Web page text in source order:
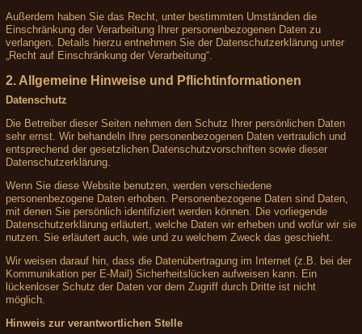
Außerdem haben Sie das Recht, unter bestimmten Umständen die
Einschränkung der Verarbeitung Ihrer personenbezogenen Daten zu
verlangen. Details hierzu entnehmen Sie der Datenschutzerklärung unter
„Recht auf Einschränkung der Verarbeitung“.
2. Allgemeine Hinweise und Pflichtinformationen
Datenschutz
Die Betreiber dieser Seiten nehmen den Schutz Ihrer persönlichen Daten
sehr ernst. Wir behandeln Ihre personenbezogenen Daten vertraulich und
entsprechend der gesetzlichen Datenschutzvorschriften sowie dieser
Datenschutzerklärung.
Wenn Sie diese Website benutzen, werden verschiedene
personenbezogene Daten erhoben. Personenbezogene Daten sind Daten,
mit denen Sie persönlich identifiziert werden können. Die vorliegende
Datenschutzerklärung erläutert, welche Daten wir erheben und wofür wir sie
nutzen. Sie erläutert auch, wie und zu welchem Zweck das geschieht.
Wir weisen darauf hin, dass die Datenübertragung im Internet (z.B. bei der
Kommunikation per E-Mail) Sicherheitslücken aufweisen kann. Ein
lückenloser Schutz der Daten vor dem Zugriff durch Dritte ist nicht
möglich.
Hinweis zur verantwortlichen Stelle